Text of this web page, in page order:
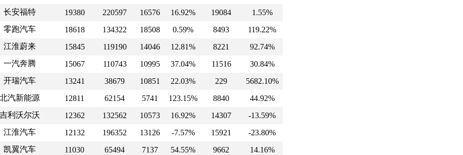
长安福特 19380 220597 16576 16.92% 19084
1.55%
零跑汽车 18618 134322 18508 0.59% 8493
119.22%
江淮蔚来 15845 119190 14046 12.81% 8221
92.74%
一汽奔腾 15067 110743 10995 37.04% 11516
30.84%
开瑞汽车 13241 38679 10851 22.03% 229
5682.10%
北汽新能源 12811 62154 5741 123.15% 8840
44.92%
吉利沃尔沃 12362 132562 10573 16.92% 14307
-13.59%
江淮汽车 12132 196352 13126 -7.57% 15921
-23.80%
凯翼汽车 11030 65494 7137 54.55% 9662
14.16%